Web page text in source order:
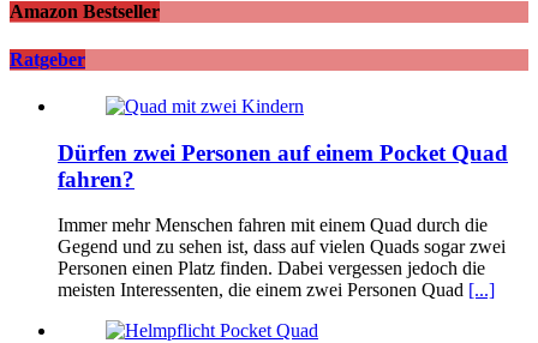
Amazon Bestseller
Ratgeber
Dürfen zwei Personen auf einem Pocket Quad
fahren?
Immer mehr Menschen fahren mit einem Quad durch die
Gegend und zu sehen ist, dass auf vielen Quads sogar zwei
Personen einen Platz finden. Dabei vergessen jedoch die
meisten Interessenten, die einem zwei Personen Quad [...]